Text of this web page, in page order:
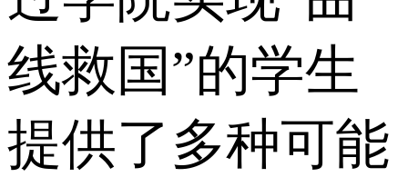
线救国”的学生
提供了多种可能